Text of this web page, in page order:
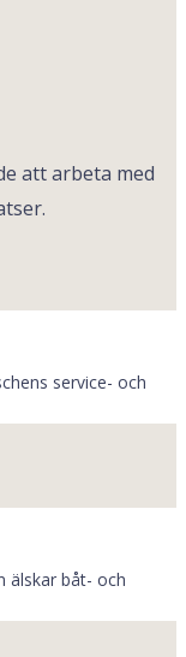
att arbeta med
service- och
älskar båt- och